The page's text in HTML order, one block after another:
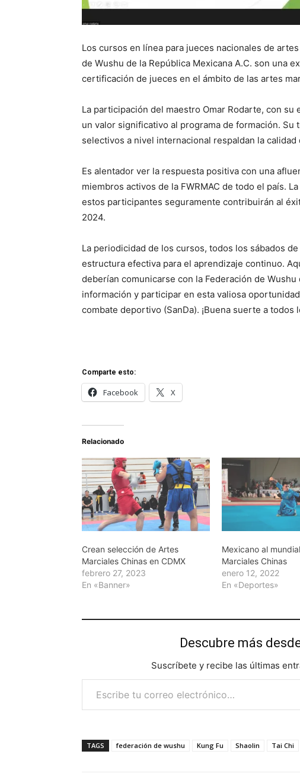
Los cursos en línea para jueces nacionales de
de Wushu de la República Mexicana A.C. son una
certificación de jueces en el ámbito de las artes
La participación del maestro Omar Rodarte, con
un valor significativo al programa de formación.
selectivos a nivel internacional respaldan la calidad
Es alentador ver la respuesta positiva con una
miembros activos de la FWRMAC de todo el país.
estos participantes seguramente contribuirán al
2024.
La periodicidad de los cursos, todos los sábados
estructura efectiva para el aprendizaje continuo.
deberían comunicarse con la Federación de
información y participar en esta valiosa
combate deportivo (SanDa). ¡Buena suerte a
Comparte esto:
Facebook X
Relacionado
Crean selección de Artes
Marciales Chinas en CDMX
febrero 27, 2023
En «Banner»
Mexicano al
Marciales Chinas
enero 12, 2022
En «Deportes»
Descubre más
Suscríbete y recibe las últimas
Escribe tu correo electrónico…
TAGS federación de wushu Kung Fu Shaolin Tai Chi